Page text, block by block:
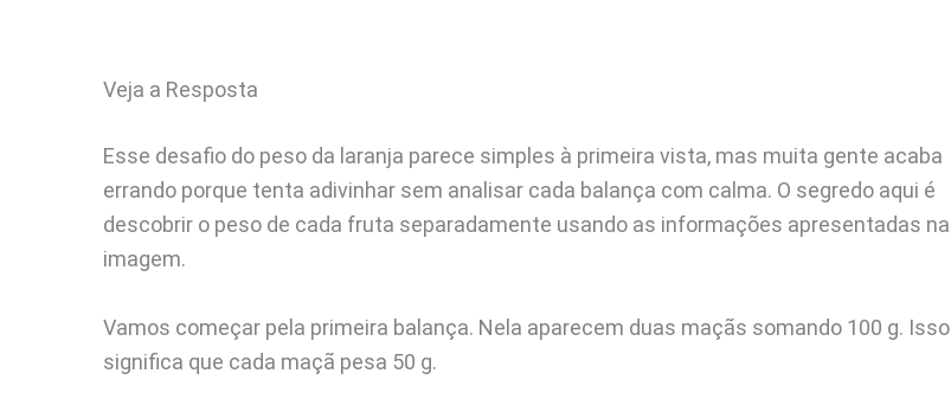
Veja a Resposta
Esse desafio do peso da laranja parece simples à primeira vista, mas muita gente acaba
errando porque tenta adivinhar sem analisar cada balança com calma. O segredo aqui é
descobrir o peso de cada fruta separadamente usando as informações apresentadas na
imagem.
Vamos começar pela primeira balança. Nela aparecem duas maçãs somando 100 g. Isso
significa que cada maçã pesa 50 g.